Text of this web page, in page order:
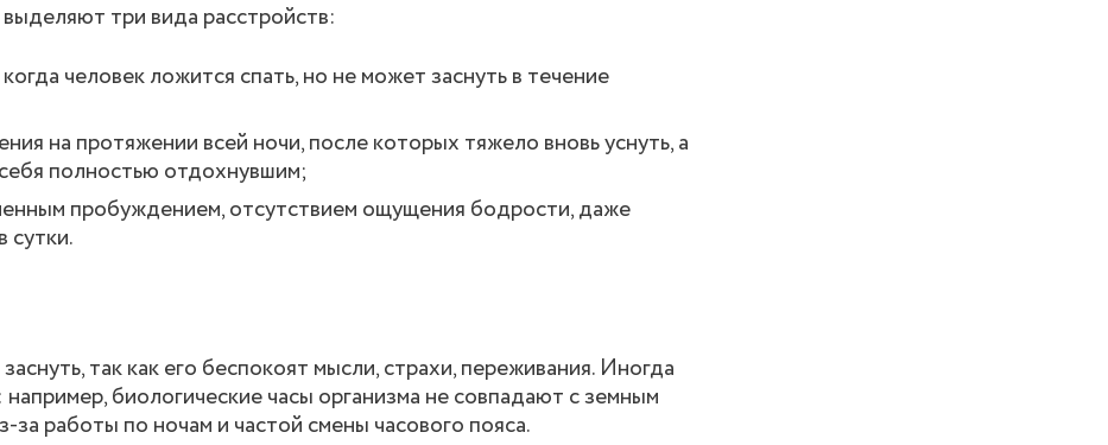
три вида расстройств:
человек ложится спать, но не может заснуть в течение
на протяжении всей ночи, после которых тяжело вновь уснуть, а
полностью отдохнувшим;
пробуждением, отсутствием ощущения бодрости, даже
сутки.
так как его беспокоят мысли, страхи, переживания. Иногда
биологические часы организма не совпадают с земным
работы по ночам и частой смены часового пояса.